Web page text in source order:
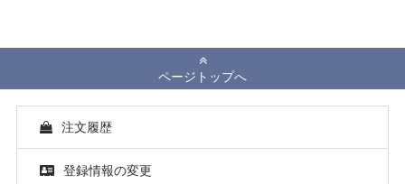
ページトップへ
注文履歴
登録情報の変更